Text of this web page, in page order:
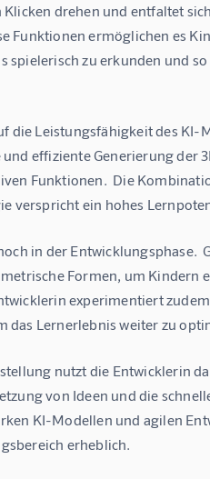
drehen und entfaltet
Funktionen ermöglichen es
spielerisch zu erkunden und
die Leistungsfähigkeit des
effiziente Generierung der
Funktionen.  Die
verspricht ein hohes
in der Entwicklungsphase.
Formen, um Kindern
experimentiert
das Lernerlebnis weiter zu
nutzt die Entwicklerin
von Ideen und die
KI-Modellen und agilen
erheblich.